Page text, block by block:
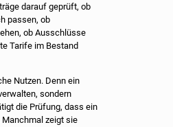
darauf geprüft, ob
passen, ob
ob Ausschlüsse
Tarife im Bestand
Nutzen. Denn ein
sondern
die Prüfung, dass ein
zeigt sie